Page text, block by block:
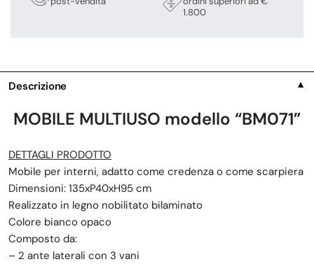
1.800
Descrizione ▼
MOBILE MULTIUSO modello “BM071”
DETTAGLI PRODOTTO
Mobile per interni, adatto come credenza o come scarpiera
Dimensioni: 135xP40xH95 cm
Realizzato in legno nobilitato bilaminato
Colore bianco opaco
Composto da:
– 2 ante laterali con 3 vani